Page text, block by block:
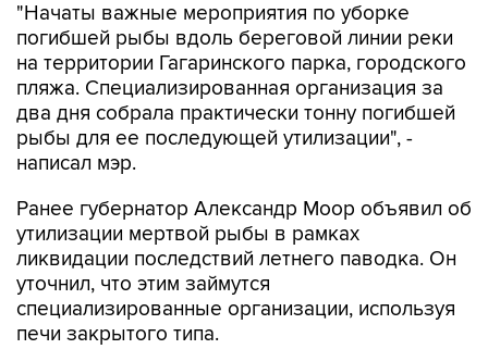
"Начаты важные мероприятия по уборке
погибшей рыбы вдоль береговой линии реки
на территории Гагаринского парка, городского
пляжа. Специализированная организация за
два дня собрала практически тонну погибшей
рыбы для ее последующей утилизации", -
написал мэр.
Ранее губернатор Александр Моор объявил об
утилизации мертвой рыбы в рамках
ликвидации последствий летнего паводка. Он
уточнил, что этим займутся
специализированные организации, используя
печи закрытого типа.